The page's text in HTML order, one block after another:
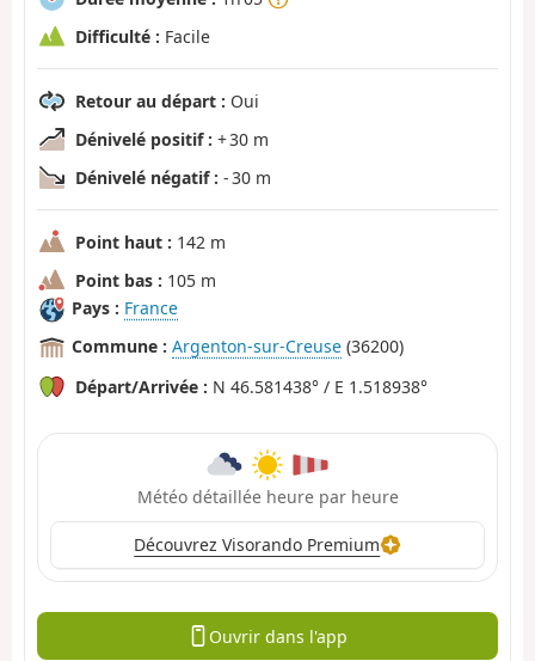
Difficulté : Facile
Retour au départ : Oui
Dénivelé positif : + 30 m
Dénivelé négatif : - 30 m
Point haut : 142 m
Point bas : 105 m
Pays : France
Commune : Argenton-sur-Creuse (36200)
Départ/Arrivée : N 46.581438° / E 1.518938°
Météo détaillée heure par heure
Découvrez Visorando Premium
Ouvrir dans l'app